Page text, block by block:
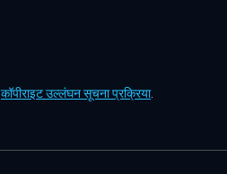
कॉपीराइट उल्लंघन सूचना प्रक्रिया.